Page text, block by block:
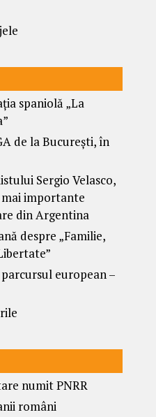
spaniolă „La
de la București, în
Sergio Velasco,
importante
din Argentina
despre „Familie,
european –
numit PNRR
români